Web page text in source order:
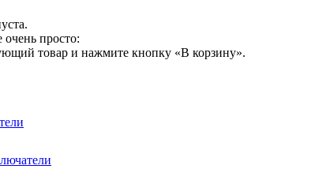
очень просто:
товар и нажмите кнопку «В корзину».